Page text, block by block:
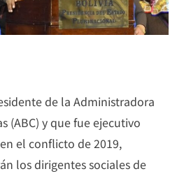
de la Administradora
(ABC) y que fue ejecutivo
el conflicto de 2019,
los dirigentes sociales de